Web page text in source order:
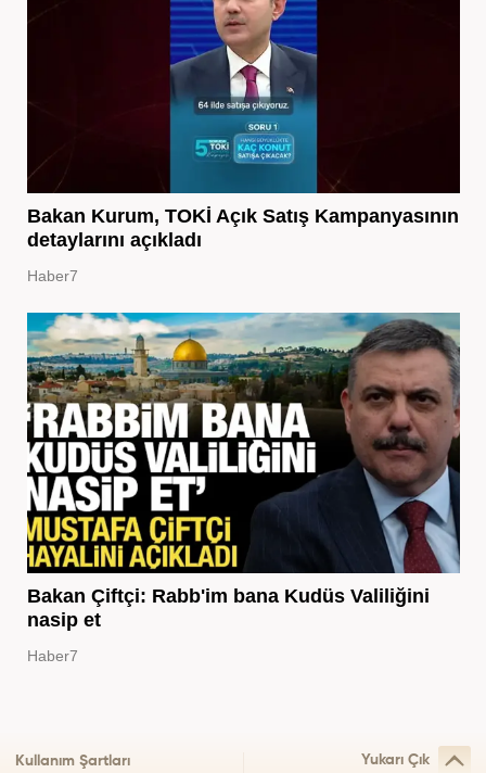
Bakan Kurum, TOKİ Açık Satış Kampanyasının
detaylarını açıkladı
Haber7
Bakan Çiftçi: Rabb'im bana Kudüs Valiliğini
nasip et
Haber7
Kullanım Şartları Yukarı Çık